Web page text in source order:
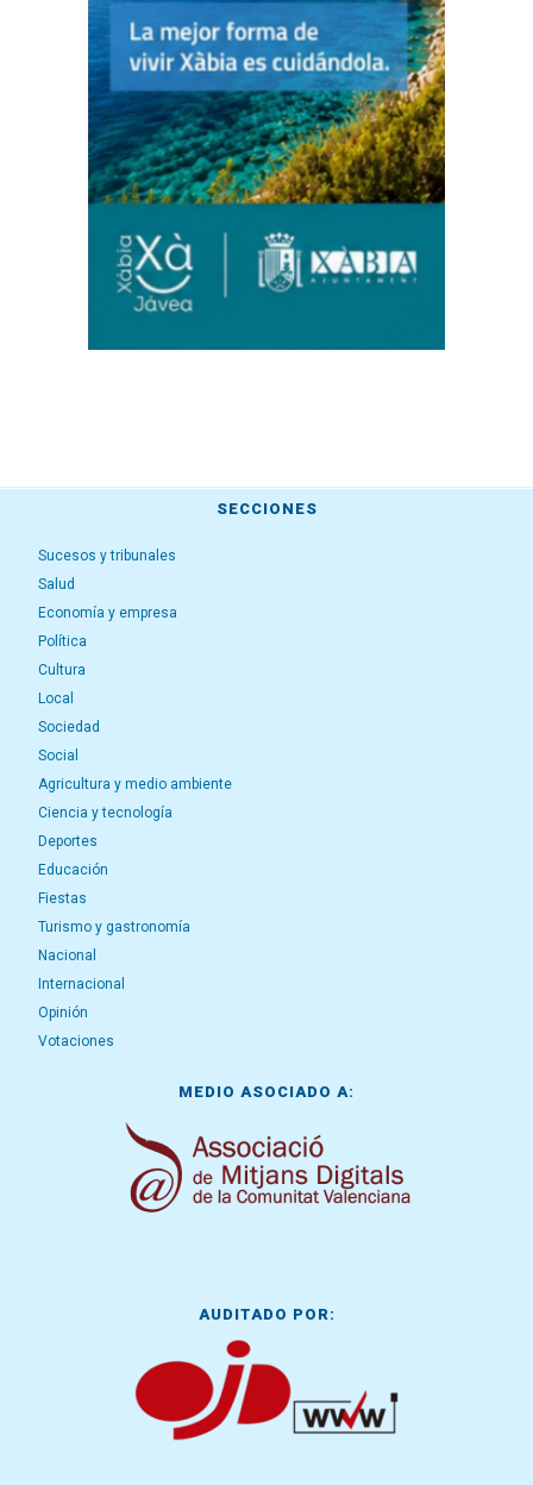
SECCIONES
Sucesos y tribunales
Salud
Economía y empresa
Política
Cultura
Local
Sociedad
Social
Agricultura y medio ambiente
Ciencia y tecnología
Deportes
Educación
Fiestas
Turismo y gastronomía
Nacional
Internacional
Opinión
Votaciones
MEDIO ASOCIADO A:
AUDITADO POR: